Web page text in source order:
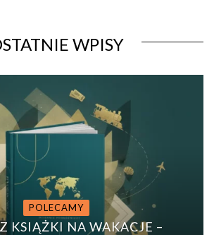
WPISY
POLECAMY
KSIĄŻKI NA WAKACJE –